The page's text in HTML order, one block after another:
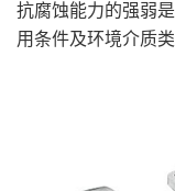
抗腐蚀能力的强弱
用条件及环境介质